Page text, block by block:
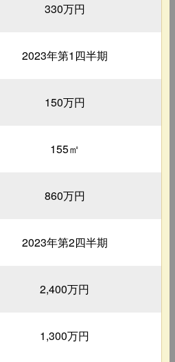
330万円
2023年第1四半期
150万円
155㎡
860万円
2023年第2四半期
2,400万円
1,300万円